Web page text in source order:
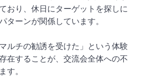
おり、休日にターゲットを探しに
ターンが関係しています。
ルチの勧誘を受けた」という体験
在することが、交流会全体への不
す。